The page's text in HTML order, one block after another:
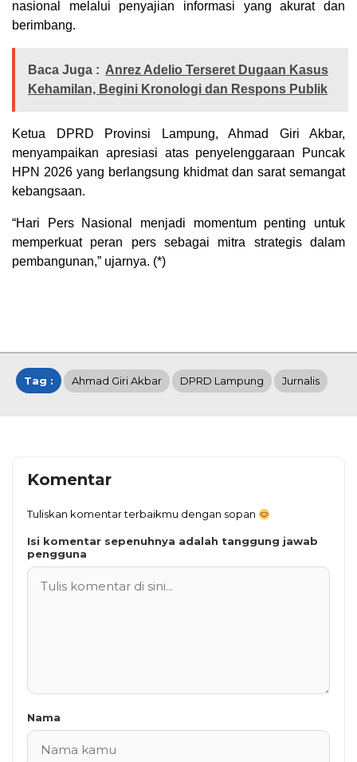
nasional melalui penyajian informasi yang akurat dan
berimbang.
Baca Juga : Anrez Adelio Terseret Dugaan Kasus
Kehamilan, Begini Kronologi dan Respons Publik
Ketua DPRD Provinsi Lampung, Ahmad Giri Akbar,
menyampaikan apresiasi atas penyelenggaraan Puncak
HPN 2026 yang berlangsung khidmat dan sarat semangat
kebangsaan.
“Hari Pers Nasional menjadi momentum penting untuk
memperkuat peran pers sebagai mitra strategis dalam
pembangunan,” ujarnya. (*)
Tag : Ahmad Giri Akbar DPRD Lampung Jurnalis
Komentar
Tuliskan komentar terbaikmu dengan sopan
Isi komentar sepenuhnya adalah tanggung jawab
pengguna
Nama